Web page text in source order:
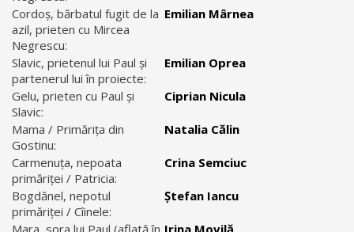
Cordoș, bărbatul fugit de la
azil, prieten cu Mircea
Negrescu:
Emilian Mârnea
Slavic, prietenul lui Paul și
partenerul lui în proiecte:
Emilian Oprea
Gelu, prieten cu Paul și
Slavic:
Ciprian Nicula
Mama / Primărița din
Gostinu:
Natalia Călin
Carmenuța, nepoata
primăriței / Patricia:
Crina Semciuc
Bogdănel, nepotul
primăriței / Cîinele:
Ștefan Iancu
Mara, sora lui Paul (aflată în Irina Movilă